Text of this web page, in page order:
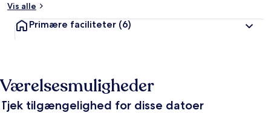
Vis alle
Primære faciliteter (6)
Værelsesmuligheder
Tjek tilgængelighed for disse datoer